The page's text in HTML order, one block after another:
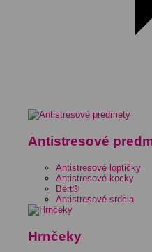
Antistresové
Antistresové loptičky
Antistresové kocky
Bert®
Antistresové srdcia
Hrnčeky